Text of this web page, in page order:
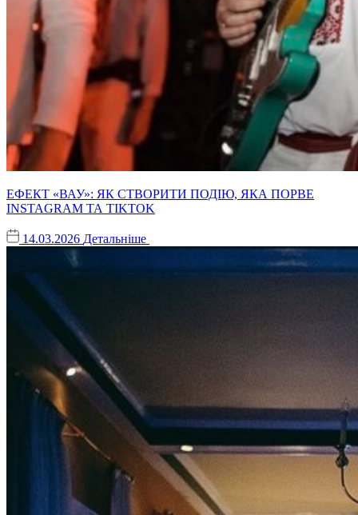
ЕФЕКТ «ВАУ»: ЯК СТВОРИТИ ПОДІЮ, ЯКА ПОРВЕ
INSTAGRAM ТА TIKTOK
14.03.2026 Детальніше